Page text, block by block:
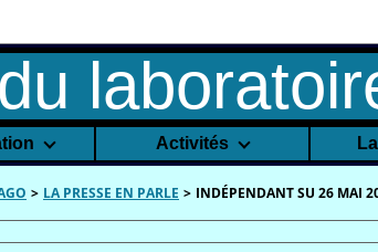
Activités
> LA PRESSE EN PARLE > INDÉPENDANT SU 26 MAI